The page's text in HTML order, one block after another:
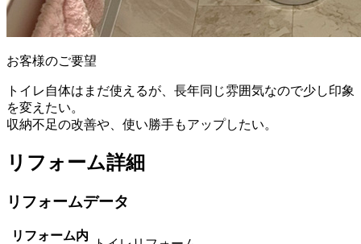
お客様のご要望
トイレ自体はまだ使えるが、長年同じ雰囲気なので少し印象
を変えたい。
収納不足の改善や、使い勝手もアップしたい。
リフォーム詳細
リフォームデータ
リフォーム内